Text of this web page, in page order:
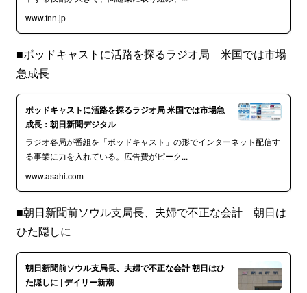
www.fnn.jp
■ポッドキャストに活路を探るラジオ局 米国では市場
急成長
ポッドキャストに活路を探るラジオ局 米国では市場急
成長：朝日新聞デジタル
ラジオ各局が番組を「ポッドキャスト」の形でインターネット配信す
る事業に力を入れている。広告費がピーク...
www.asahi.com
■朝日新聞前ソウル支局長、夫婦で不正な会計 朝日は
ひた隠しに
朝日新聞前ソウル支局長、夫婦で不正な会計 朝日はひ
た隠しに | デイリー新潮